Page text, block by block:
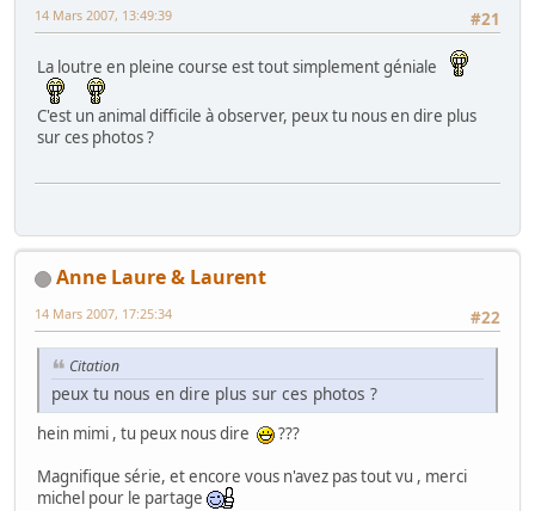
#21
14 Mars 2007, 13:49:39
La loutre en pleine course est tout simplement géniale
C'est un animal difficile à observer, peux tu nous en dire plus
sur ces photos ?
Anne Laure & Laurent
#22
14 Mars 2007, 17:25:34
Citation
peux tu nous en dire plus sur ces photos ?
hein mimi , tu peux nous dire
???
Magnifique série, et encore vous n'avez pas tout vu , merci
michel pour le partage